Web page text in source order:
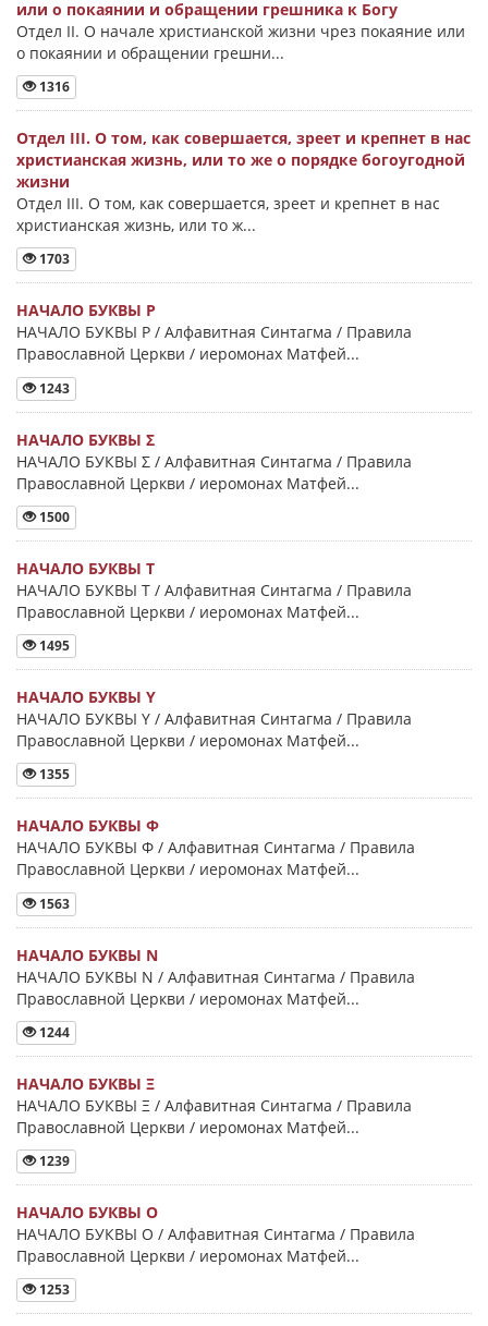
или о покаянии и обращении грешника к Богу
Отдел II. О начале христианской жизни чрез покаяние или
о покаянии и обращении грешни...
1316
Отдел III. О том, как совершается, зреет и крепнет в нас
христианская жизнь, или то же о порядке богоугодной
жизни
Отдел III. О том, как совершается, зреет и крепнет в нас
христианская жизнь, или то ж...
1703
НАЧАЛО БУКВЫ Ρ
НАЧАЛО БУКВЫ Ρ / Алфавитная Синтагма / Правила
Православной Церкви / иеромонах Матфей...
1243
НАЧАЛО БУКВЫ Σ
НАЧАЛО БУКВЫ Σ / Алфавитная Синтагма / Правила
Православной Церкви / иеромонах Матфей...
1500
НАЧАЛО БУКВЫ Τ
НАЧАЛО БУКВЫ Τ / Алфавитная Синтагма / Правила
Православной Церкви / иеромонах Матфей...
1495
НАЧАЛО БУКВЫ Y
НАЧАЛО БУКВЫ Y / Алфавитная Синтагма / Правила
Православной Церкви / иеромонах Матфей...
1355
НАЧАЛО БУКВЫ Φ
НАЧАЛО БУКВЫ Φ / Алфавитная Синтагма / Правила
Православной Церкви / иеромонах Матфей...
1563
НАЧАЛО БУКВЫ Ν
НАЧАЛО БУКВЫ Ν / Алфавитная Синтагма / Правила
Православной Церкви / иеромонах Матфей...
1244
НАЧАЛО БУКВЫ Ξ
НАЧАЛО БУКВЫ Ξ / Алфавитная Синтагма / Правила
Православной Церкви / иеромонах Матфей...
1239
НАЧАЛО БУКВЫ Ο
НАЧАЛО БУКВЫ Ο / Алфавитная Синтагма / Правила
Православной Церкви / иеромонах Матфей...
1253